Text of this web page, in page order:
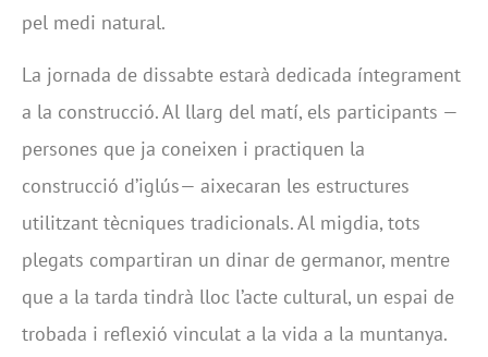
pel medi natural.
La jornada de dissabte estarà dedicada íntegrament
a la construcció. Al llarg del matí, els participants —
persones que ja coneixen i practiquen la
construcció d’iglús— aixecaran les estructures
utilitzant tècniques tradicionals. Al migdia, tots
plegats compartiran un dinar de germanor, mentre
que a la tarda tindrà lloc l’acte cultural, un espai de
trobada i reflexió vinculat a la vida a la muntanya.